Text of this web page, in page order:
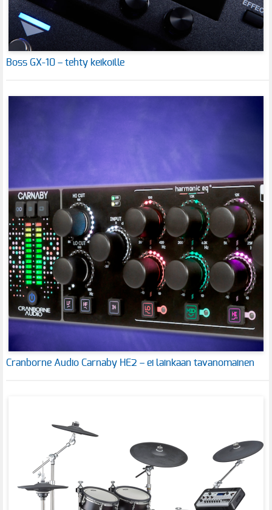
Boss GX-10 – tehty keikoille
Cranborne Audio Carnaby HE2 – ei lainkaan tavanomainen